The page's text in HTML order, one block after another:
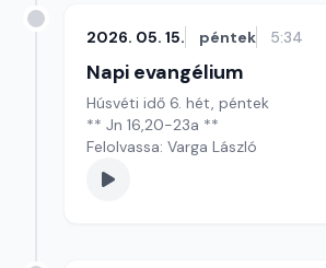
2026. 05. 15. péntek 5:34
Napi evangélium
Húsvéti idő 6. hét, péntek
** Jn 16,20-23a **
Felolvassa: Varga László